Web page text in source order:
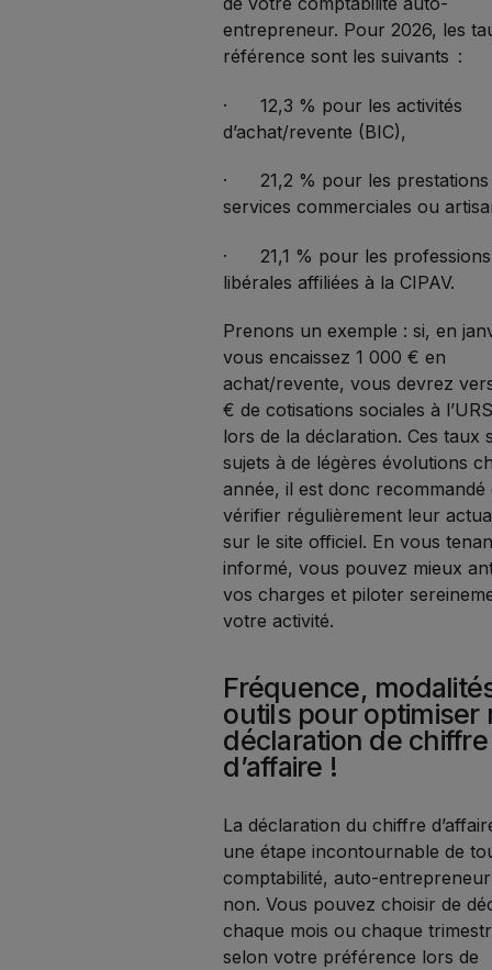
entrepreneur. Pour 2026, les
référence sont les suivants :
· 12,3 % pour les activités
d’achat/revente (BIC),
· 21,2 % pour les prestations
services commerciales ou
· 21,1 % pour les professions
libérales affiliées à la CIPAV.
Prenons un exemple : si, en
vous encaissez 1 000 € en
achat/revente, vous devrez
€ de cotisations sociales à
lors de la déclaration. Ces taux
sujets à de légères évolutions
année, il est donc recommandé
vérifier régulièrement leur
sur le site officiel. En vous
informé, vous pouvez mieux
vos charges et piloter
votre activité.
Fréquence,
outils pour optimiser
déclaration de chiffre
d’affaire !
La déclaration du chiffre
une étape incontournable de
comptabilité, auto-
non. Vous pouvez choisir de
chaque mois ou chaque
selon votre préférence lors de